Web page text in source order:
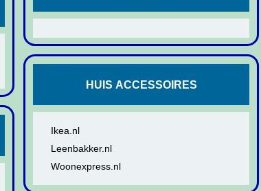
HUIS ACCESSOIRES
Ikea.nl
Leenbakker.nl
Woonexpress.nl